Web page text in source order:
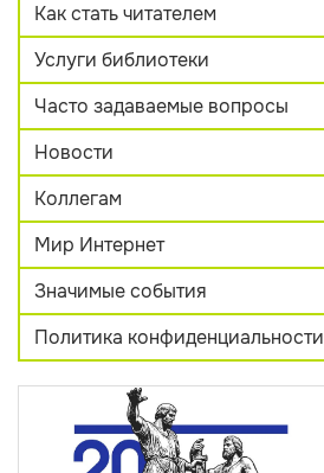
Как стать читателем
Услуги библиотеки
Часто задаваемые вопросы
Новости
Коллегам
Мир Интернет
Значимые события
Политика конфиденциальности